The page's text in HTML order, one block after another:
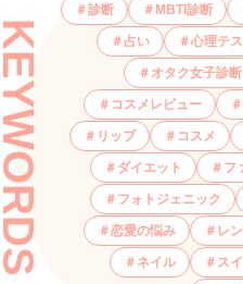
診断 MBTI診断
占い 心理テ
オタク女子診断
コスメレビュー
リップ コスメ
ダイエット フ
フォトジェニック
恋愛の悩み レ
ネイル ス